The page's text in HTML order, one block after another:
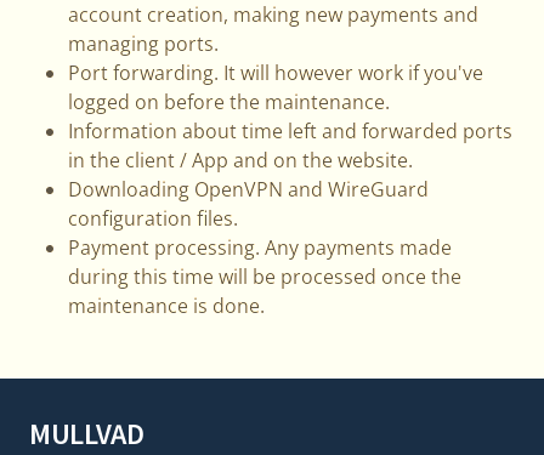
account creation, making new payments and
managing ports.
Port forwarding. It will however work if you've
logged on before the maintenance.
Information about time left and forwarded ports
in the client / App and on the website.
Downloading OpenVPN and WireGuard
configuration files.
Payment processing. Any payments made
during this time will be processed once the
maintenance is done.
MULLVAD